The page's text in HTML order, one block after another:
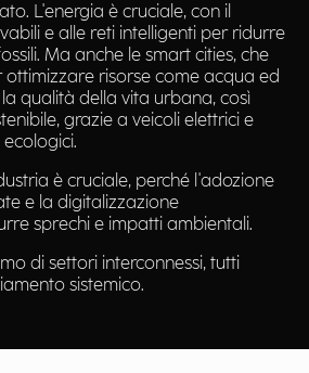
L'energia è cruciale, con il
e alle reti intelligenti per ridurre
Ma anche le smart cities, che
risorse come acqua ed
qualità della vita urbana, così
grazie a veicoli elettrici e
è cruciale, perché l'adozione
e la digitalizzazione
sprechi e impatti ambientali.
di settori interconnessi, tutti
sistemico.